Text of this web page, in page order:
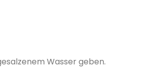
Wasser geben.